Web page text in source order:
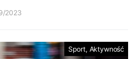
2023
Sport, Aktywność